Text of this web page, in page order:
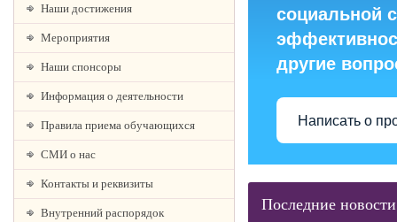
Наши достижения
Мероприятия
Наши спонсоры
Информация о деятельности
Правила приема обучающихся
СМИ о нас
Контакты и реквизиты
Внутренний распорядок
социальной
другие
Написать о
Последние новости